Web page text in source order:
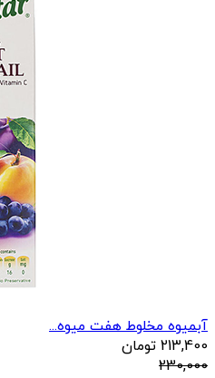
آبمیوه مخلوط هفت میوه...
213,400 تومان
230,000